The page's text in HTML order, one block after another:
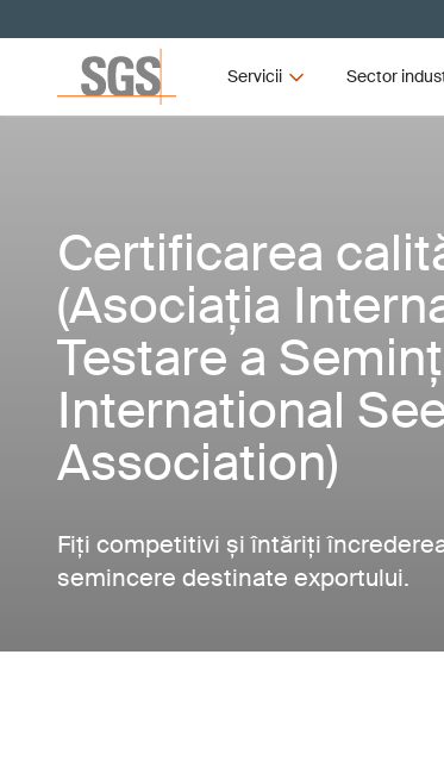
Servicii Sector
Certificarea
(Asociația
Testare a
International
Association)
Fiți competitivi și întăriți
semincere destinate exportului.